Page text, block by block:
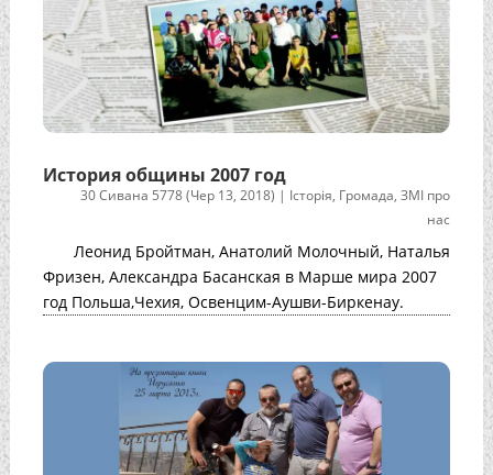
История общины 2007 год
30 Сивана 5778 (Чер 13, 2018) | Історія, Громада,ЗМІ про
нас
Леонид Бройтман, Анатолий Молочный, Наталья
Фризен, Александра Басанская в Марше мира 2007
год Польша,Чехия, Освенцим-Аушви-Биркенау.